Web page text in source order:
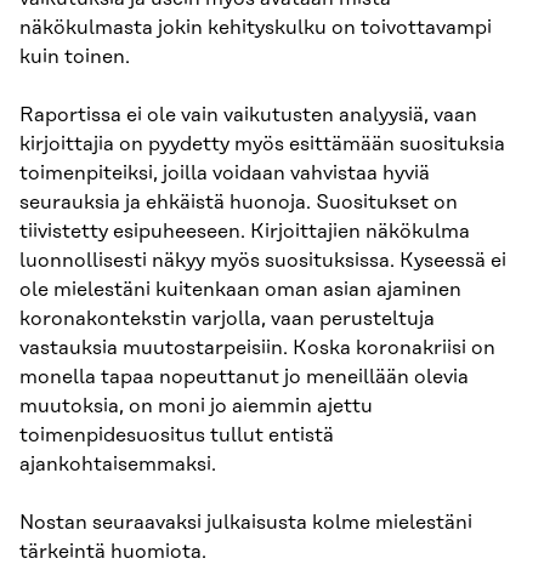
näkökulmasta jokin kehityskulku on toivottavampi
kuin toinen.
Raportissa ei ole vain vaikutusten analyysiä, vaan
kirjoittajia on pyydetty myös esittämään suosituksia
toimenpiteiksi, joilla voidaan vahvistaa hyviä
seurauksia ja ehkäistä huonoja. Suositukset on
tiivistetty esipuheeseen. Kirjoittajien näkökulma
luonnollisesti näkyy myös suosituksissa. Kyseessä ei
ole mielestäni kuitenkaan oman asian ajaminen
koronakontekstin varjolla, vaan perusteltuja
vastauksia muutostarpeisiin. Koska koronakriisi on
monella tapaa nopeuttanut jo meneillään olevia
muutoksia, on moni jo aiemmin ajettu
toimenpidesuositus tullut entistä
ajankohtaisemmaksi.
Nostan seuraavaksi julkaisusta kolme mielestäni
tärkeintä huomiota.